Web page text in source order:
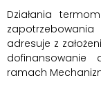
Działania
adresuje z
ramach